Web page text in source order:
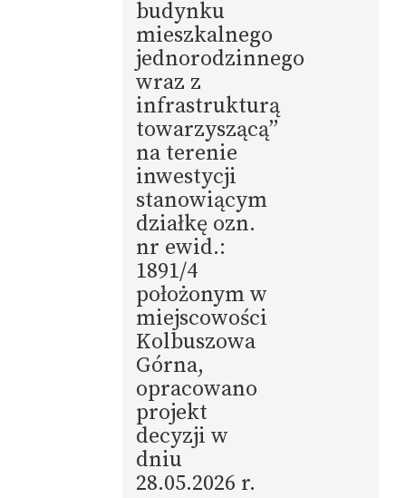
budynku
mieszkalnego
jednorodzinnego
wraz z
infrastrukturą
towarzyszącą”
na terenie
inwestycji
stanowiącym
działkę ozn.
nr ewid.:
1891/4
położonym w
miejscowości
Kolbuszowa
Górna,
opracowano
projekt
decyzji w
dniu
28.05.2026 r.